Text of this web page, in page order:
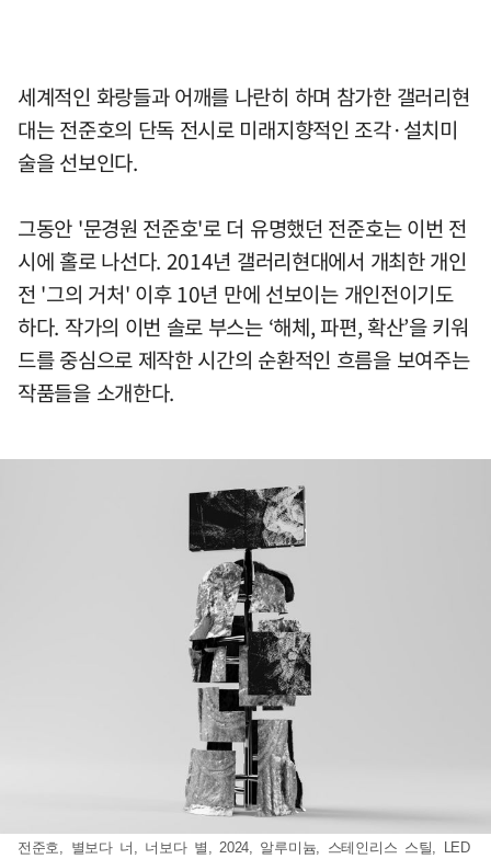
세계적인 화랑들과 어깨를 나란히 하며 참가한 갤러리현
대는 전준호의 단독 전시로 미래지향적인 조각·설치미
술을 선보인다.
그동안 '문경원 전준호'로 더 유명했던 전준호는 이번 전
시에 홀로 나선다. 2014년 갤러리현대에서 개최한 개인
전 '그의 거처' 이후 10년 만에 선보이는 개인전이기도
하다. 작가의 이번 솔로 부스는 ‘해체, 파편, 확산’을 키워
드를 중심으로 제작한 시간의 순환적인 흐름을 보여주는
작품들을 소개한다.
전준호, 별보다 너, 너보다 별, 2024, 알루미늄, 스테인리스 스틸, LED